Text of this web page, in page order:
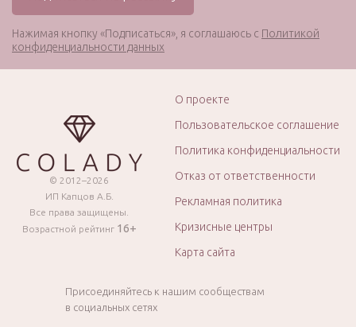
Нажимая кнопку «Подписаться», я соглашаюсь с Политикой
конфиденциальности данных
© 2012–2026
ИП Капцов А.Б.
Все права защищены.
Возрастной рейтинг 16+
О проекте
Пользовательское соглашение
Политика конфиденциальности
Отказ от ответственности
Рекламная политика
Кризисные центры
Карта сайта
Присоединяйтесь к нашим сообществам
в социальных сетях